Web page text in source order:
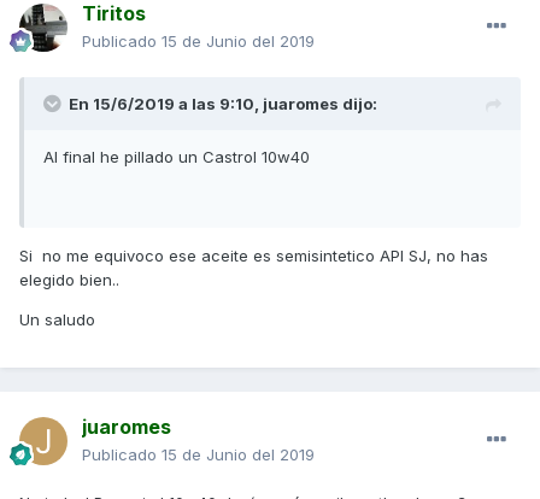
Tiritos
Publicado 15 de Junio del 2019
En 15/6/2019 a las 9:10, juaromes dijo:
Al final he pillado un Castrol 10w40
Si no me equivoco ese aceite es semisintetico API SJ, no has
elegido bien..
Un saludo
juaromes
Publicado 15 de Junio del 2019